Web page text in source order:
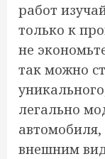
работ
только к
не
так можно
легально
внешним